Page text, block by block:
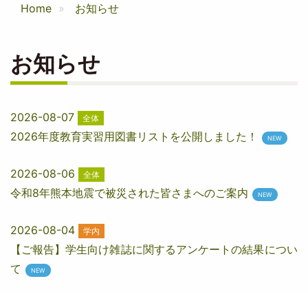
ー
Home お知らせ
お知らせ
2026-08-07 全体
2026年度教育実習用図書リストを公開しました！
2026-08-06 全体
令和8年熊本地震で被災された皆さまへのご案内
2026-08-04 学内
【ご報告】学生向け雑誌に関するアンケートの結果につい
て